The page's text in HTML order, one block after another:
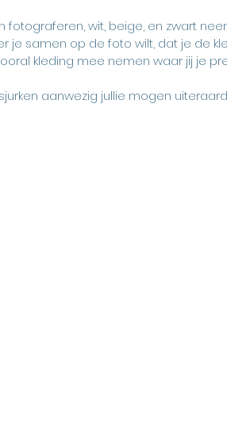
fotograferen, wit, beige, en zwart
je samen op de foto wilt, dat je de
kleding mee nemen waar jij je
aanwezig jullie mogen